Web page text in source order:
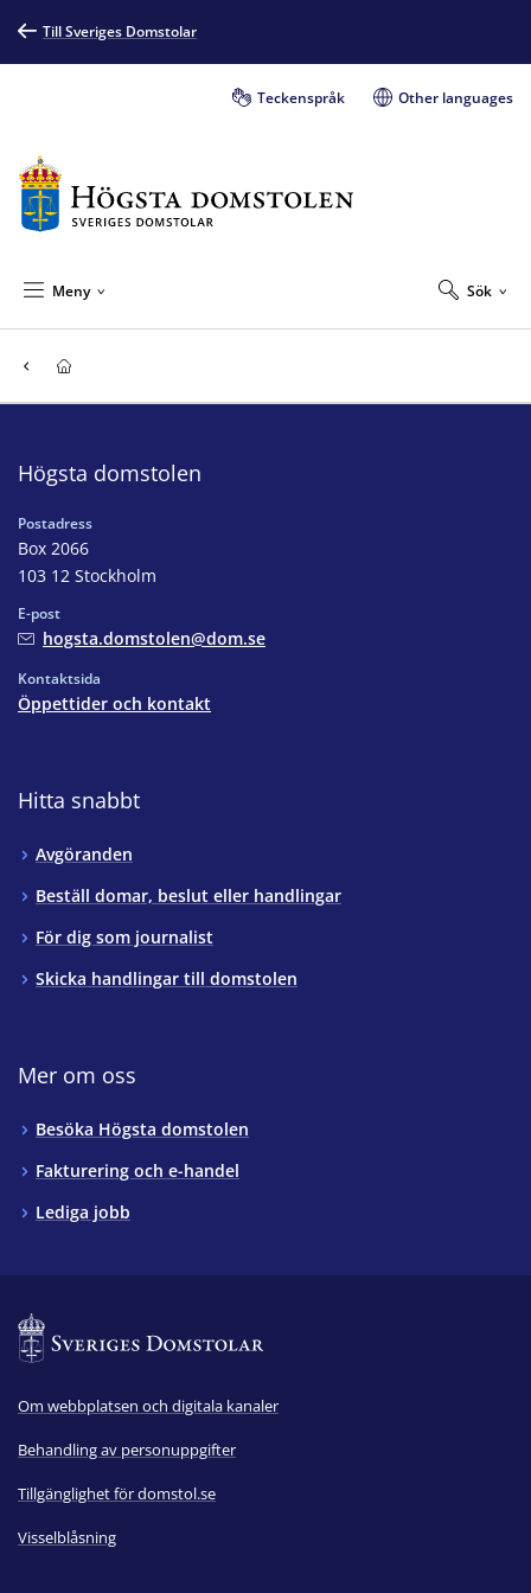
Till Sveriges Domstolar
Teckenspråk Other languages
Sök
Meny
Högsta domstolen
Postadress
Box 2066
103 12 Stockholm
E-post
hogsta.domstolen@dom.se
Kontaktsida
Öppettider och kontakt
Hitta snabbt
Avgöranden
Beställ domar, beslut eller handlingar
För dig som journalist
Skicka handlingar till domstolen
Mer om oss
Besöka Högsta domstolen
Fakturering och e-handel
Lediga jobb
Om webbplatsen och digitala kanaler
Behandling av personuppgifter
Tillgänglighet för domstol.se
Visselblåsning